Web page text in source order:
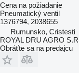
Cena na požiadanie
Pneumatický ventil
1376794, 2038655
Rumunsko, Cristesti
ROYAL DRU AGRO
Obráťte sa na predajcu